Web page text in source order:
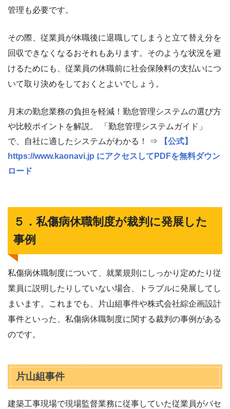
管理も必要です。
その際、従業員が休職後に退職してしまうと立て替え分を
回収できなくなるおそれもあります。そのような状況を避
けるためにも、従業員の休職前に社会保険料の支払いにつ
いて取り決めをしておくとよいでしょう。
月末の勤怠業務の負担を軽減！勤怠管理システムの選び方
や比較ポイントを解説。 「勤怠管理システムガイド」
で、自社に適したシステムがわかる！ ⇒
【公式】
https://www.kaonavi.jp にアクセスしてPDFを無料ダウン
ロード
５．私傷病休職制度が裁判に発展した
事例
私傷病休職制度について、就業規則にしっかり定めたり従
業員に説明したりしていない場合、トラブルに発展してし
まいます。これまでも、片山組事件や株式会社綜企画設計
事件といった、私傷病休職制度に関する裁判の事例がある
のです。
片山組事件
建築工事現場で現場監督業務に従事していた従業員がバセ